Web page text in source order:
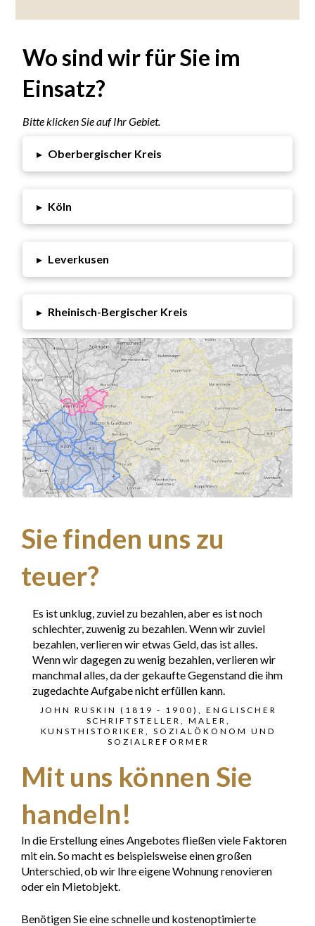
Wo sind wir für Sie im
Einsatz?
Bitte klicken Sie auf Ihr Gebiet.
▸ Oberbergischer Kreis
▸ Köln
▸ Leverkusen
▸ Rheinisch-Bergischer Kreis
Sie finden uns zu
teuer?
Es ist unklug, zuviel zu bezahlen, aber es ist noch
schlechter, zuwenig zu bezahlen. Wenn wir zuviel
bezahlen, verlieren wir etwas Geld, das ist alles.
Wenn wir dagegen zu wenig bezahlen, verlieren wir
manchmal alles, da der gekaufte Gegenstand die ihm
zugedachte Aufgabe nicht erfüllen kann.
JOHN RUSKIN (1819 - 1900), ENGLISCHER
SCHRIFTSTELLER, MALER,
KUNSTHISTORIKER, SOZIALÖKONOM UND
SOZIALREFORMER
Mit uns können Sie
handeln!
In die Erstellung eines Angebotes fließen viele Faktoren
mit ein. So macht es beispielsweise einen großen
Unterschied, ob wir Ihre eigene Wohnung renovieren
oder ein Mietobjekt.
Benötigen Sie eine schnelle und kostenoptimierte